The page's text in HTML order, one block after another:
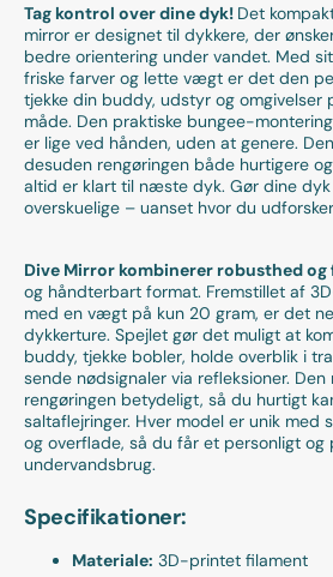
Tag kontrol over dine dyk! Det
mirror er designet til dykkere, der
bedre orientering under vandet. Med
friske farver og lette vægt er det den
tjekke din buddy, udstyr og omgivelser
måde. Den praktiske bungee-
er lige ved hånden, uden at genere.
desuden rengøringen både hurtigere
altid er klart til næste dyk. Gør dine
overskuelige – uanset hvor du
Dive Mirror kombinerer robusthed
og håndterbart format. Fremstillet af
med en vægt på kun 20 gram, er det
dykkerture. Spejlet gør det muligt at
buddy, tjekke bobler, holde overblik i
sende nødsignaler via refleksioner.
rengøringen betydeligt, så du hurtigt
saltaflejringer. Hver model er unik med
og overflade, så du får et personligt
undervandsbrug.
Specifikationer:
Materiale: 3D-printet filament